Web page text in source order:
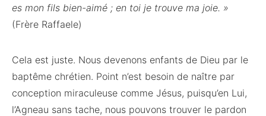
es mon fils bien-aimé ; en toi je trouve ma joie. »
(Frère Raffaele)
Cela est juste. Nous devenons enfants de Dieu par le
baptême chrétien. Point n’est besoin de naître par
conception miraculeuse comme Jésus, puisqu’en Lui,
l’Agneau sans tache, nous pouvons trouver le pardon